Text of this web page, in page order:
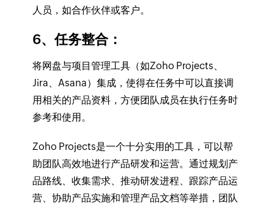
人员，如合作伙伴或客户。
6、任务整合：
将网盘与项目管理工具（如Zoho Projects、
Jira、Asana）集成，使得在任务中可以直接调
用相关的产品资料，方便团队成员在执行任务时
参考和使用。
Zoho Projects是一个十分实用的工具，可以帮
助团队高效地进行产品研发和运营。通过规划产
品路线、收集需求、推动研发进程、跟踪产品运
营、协助产品实施和管理产品文档等举措，团队